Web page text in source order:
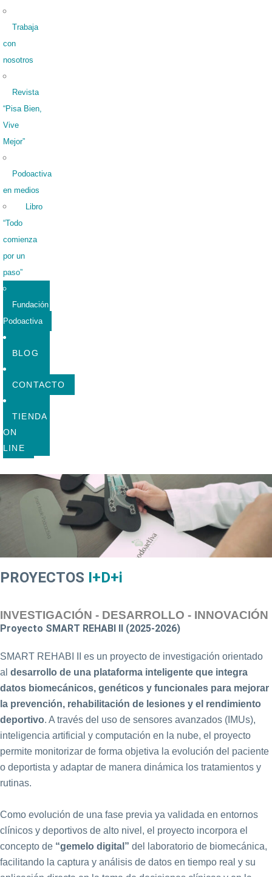
Trabaja
con
nosotros
Revista
“Pisa Bien,
Vive
Mejor”
Podoactiva
en medios
Libro
“Todo
comienza
por un
paso”
Fundación
Podoactiva
BLOG
CONTACTO
TIENDA
ON
LINE
PROYECTOS I+D+i
INVESTIGACIÓN - DESARROLLO - INNOVACIÓN
Proyecto SMART REHABI II (2025-2026)
SMART REHABI II es un proyecto de investigación orientado
al desarrollo de una plataforma inteligente que integra
datos biomecánicos, genéticos y funcionales para mejorar
la prevención, rehabilitación de lesiones y el rendimiento
deportivo. A través del uso de sensores avanzados (IMUs),
inteligencia artificial y computación en la nube, el proyecto
permite monitorizar de forma objetiva la evolución del paciente
o deportista y adaptar de manera dinámica los tratamientos y
rutinas.
Como evolución de una fase previa ya validada en entornos
clínicos y deportivos de alto nivel, el proyecto incorpora el
concepto de “gemelo digital” del laboratorio de biomecánica,
facilitando la captura y análisis de datos en tiempo real y su